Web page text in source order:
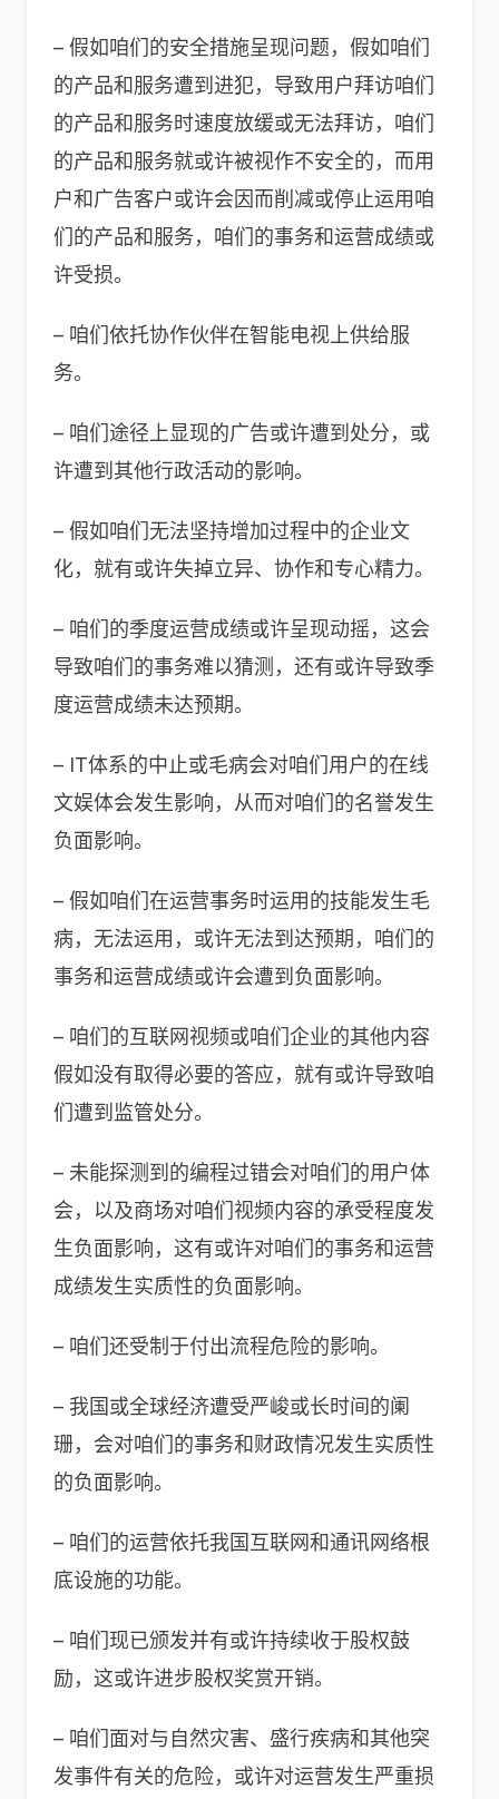
– 假如咱们的安全措施呈现问题，假如咱们
的产品和服务遭到进犯，导致用户拜访咱们
的产品和服务时速度放缓或无法拜访，咱们
的产品和服务就或许被视作不安全的，而用
户和广告客户或许会因而削减或停止运用咱
们的产品和服务，咱们的事务和运营成绩或
许受损。
– 咱们依托协作伙伴在智能电视上供给服
务。
– 咱们途径上显现的广告或许遭到处分，或
许遭到其他行政活动的影响。
– 假如咱们无法坚持增加过程中的企业文
化，就有或许失掉立异、协作和专心精力。
– 咱们的季度运营成绩或许呈现动摇，这会
导致咱们的事务难以猜测，还有或许导致季
度运营成绩未达预期。
– IT体系的中止或毛病会对咱们用户的在线
文娱体会发生影响，从而对咱们的名誉发生
负面影响。
– 假如咱们在运营事务时运用的技能发生毛
病，无法运用，或许无法到达预期，咱们的
事务和运营成绩或许会遭到负面影响。
– 咱们的互联网视频或咱们企业的其他内容
假如没有取得必要的答应，就有或许导致咱
们遭到监管处分。
– 未能探测到的编程过错会对咱们的用户体
会，以及商场对咱们视频内容的承受程度发
生负面影响，这有或许对咱们的事务和运营
成绩发生实质性的负面影响。
– 咱们还受制于付出流程危险的影响。
– 我国或全球经济遭受严峻或长时间的阑
珊，会对咱们的事务和财政情况发生实质性
的负面影响。
– 咱们的运营依托我国互联网和通讯网络根
底设施的功能。
– 咱们现已颁发并有或许持续收于股权鼓
励，这或许进步股权奖赏开销。
– 咱们面对与自然灾害、盛行疾病和其他突
发事件有关的危险，或许对运营发生严重损